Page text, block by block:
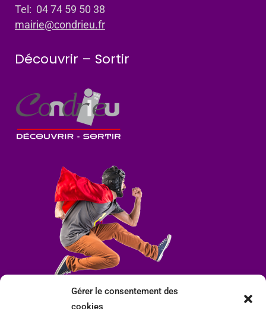
Gérer le consentement des
cookies
Tel: 04 74 59 50 38
mairie@condrieu.fr
Découvrir – Sortir